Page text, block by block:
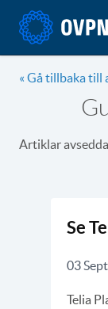
« Gå tillbaka till
Artiklar
Se
03
Telia